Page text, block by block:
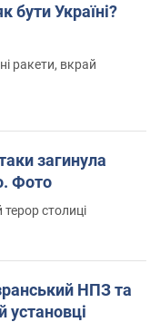
бути Україні?
ракети, вкрай
загинула
Фото
столиці
НПЗ та
установці